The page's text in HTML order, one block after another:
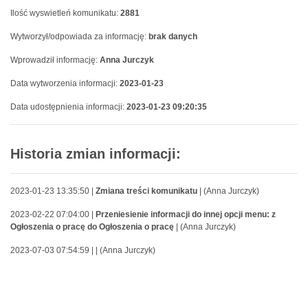
Ilość wyswietleń komunikatu: 2881
Wytworzył/odpowiada za informację: brak danych
Wprowadził informację: Anna Jurczyk
Data wytworzenia informacji: 2023-01-23
Data udostępnienia informacji: 2023-01-23 09:20:35
Historia zmian informacji:
2023-01-23 13:35:50 | Zmiana treści komunikatu | (Anna Jurczyk)
2023-02-22 07:04:00 |
Przeniesienie informacji do innej opcji menu: z
Ogłoszenia o pracę do Ogłoszenia o pracę | (Anna Jurczyk)
2023-07-03 07:54:59 | | (Anna Jurczyk)